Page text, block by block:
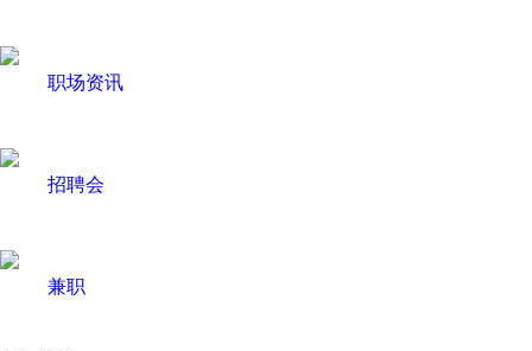
职场资讯
招聘会
兼职